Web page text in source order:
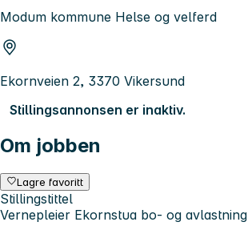
Modum kommune Helse og velferd
Ekornveien 2, 3370 Vikersund
Stillingsannonsen er inaktiv.
Om jobben
Lagre favoritt
Stillingstittel
Vernepleier Ekornstua bo- og avlastning